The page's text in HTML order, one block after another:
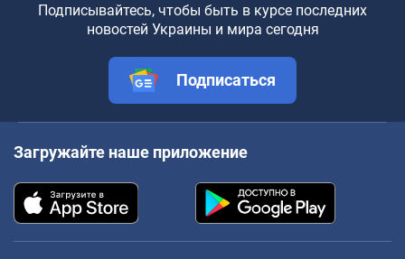
Подписывайтесь, чтобы быть в курсе последних
новостей Украины и мира сегодня
Подписаться
Загружайте наше приложение